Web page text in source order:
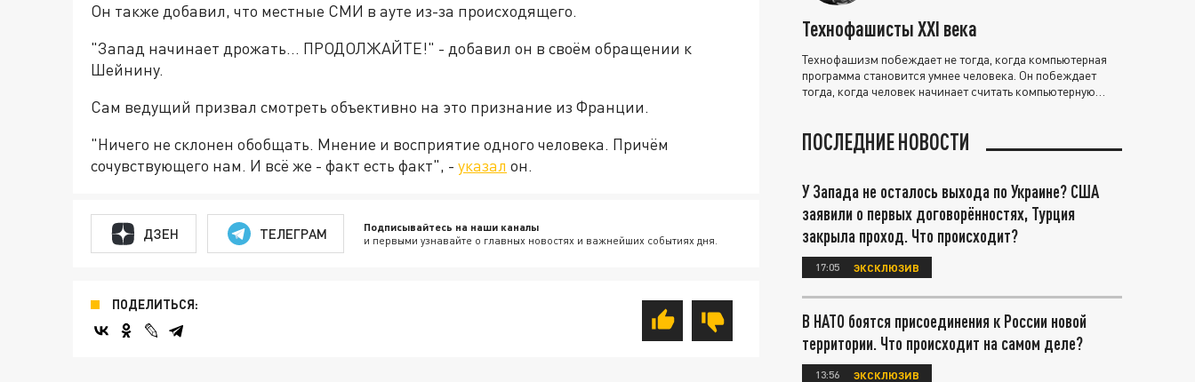
Он также добавил, что местные СМИ в ауте из-за происходящего.
"Запад начинает дрожать... ПРОДОЛЖАЙТЕ!" - добавил он в своём обращении к
Шейнину.
Сам ведущий призвал смотреть объективно на это признание из Франции.
"Ничего не склонен обобщать. Мнение и восприятие одного человека. Причём
сочувствующего нам. И всё же - факт есть факт", - указал он.
ДЗЕН ТЕЛЕГРАМ Подписывайтесь на наши каналы
и первыми узнавайте о главных новостях и важнейших событиях дня.
ПОДЕЛИТЬСЯ:
Технофашисты XXI века
Технофашизм побеждает не тогда, когда компьютерная
программа становится умнее человека. Он побеждает
тогда, когда человек начинает считать компьютерную
ПОСЛЕДНИЕ НОВОСТИ
У Запада не осталось выхода по Украине? США
заявили о первых договорённостях, Турция
закрыла проход. Что происходит?
17:05 ЭКСКЛЮЗИВ
В НАТО боятся присоединения к России новой
территории. Что происходит на самом деле?
13:56 ЭКСКЛЮЗИВ